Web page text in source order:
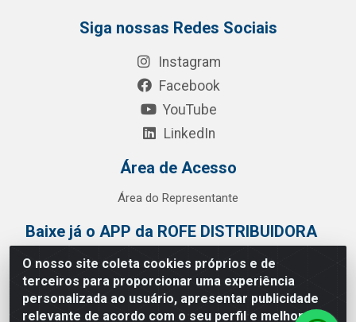
O nosso site coleta cookies próprios e de
terceiros para proporcionar uma experiência
personalizada ao usuário, apresentar publicidade
relevante de acordo com o seu perfil e melhorar a
Siga nossas Redes Sociais
Instagram
Facebook
YouTube
LinkedIn
Área de Acesso
Área do Representante
Baixe já o APP da ROFE DISTRIBUIDORA